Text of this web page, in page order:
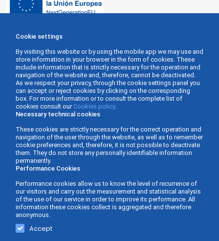
Gabinete Asesor Fernàndez - Business Consulting ©
2026 -
Privacy policy
Cookie settings
By visiting this website or by using the mobile app we may use and
store information in your browser in the form of cookies. These
include information that is strictly necessary for the operation and
navigation of the website and, therefore, cannot be deactivated.
As we respect your privacy, through the cookie settings panel you
can accept or reject cookies by clicking on the corresponding
box. For more information or to consult the complete list of
cookies consult our Cookies policy.
Necessary technical cookies
These cookies are strictly necessary for the correct operation and
navigation of the user through the website, as well as to remember
cookie preferences and, therefore, it is not possible to deactivate
them. They do not store any personally identifiable information
permanently.
Performance Cookies
Performance cookies allow us to know the level of recurrence of
our visitors and carry out the measurement and statistical analysis
of the use of our service in order to improve its performance. All
information these cookies collect is aggregated and therefore
anonymous.
Accept